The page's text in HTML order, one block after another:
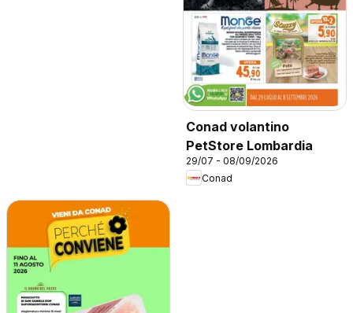
Conad volantino
PetStore Lombardia
29/07 - 08/09/2026
Conad